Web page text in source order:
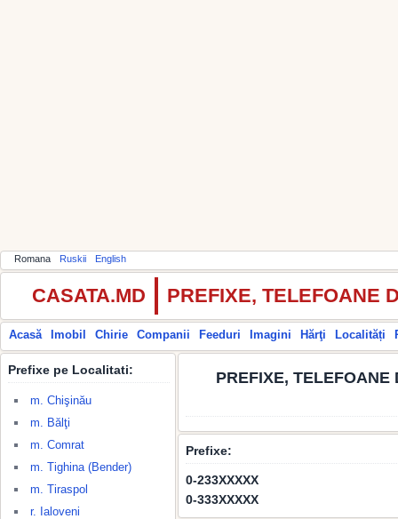
Romana Ruskii English
CASATA.MD PREFIXE, TELEFOANE
Acasă Imobil Chirie Companii Feeduri Imagini Hărţi Localități
Prefixe pe Localitati:
m. Chişinău
m. Bălţi
m. Comrat
m. Tighina (Bender)
m. Tiraspol
r. Ialoveni
PREFIXE, TELEFOANE
Prefixe:
0-233XXXXX
0-333XXXXX